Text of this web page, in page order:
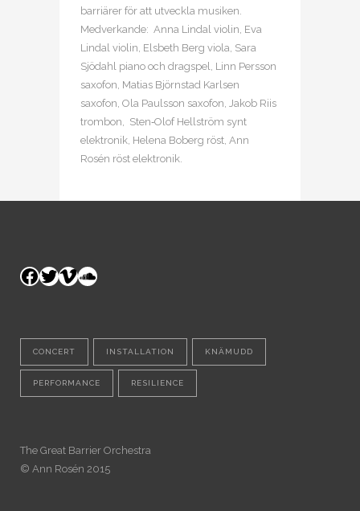
barriärer för att utveckla musiken.
Medverkande: Anna Lindal violin, Eva
Lindal violin, Elsbeth Berg viola, Sara
Sjödahl piano och dragspel, Linn Persson
saxofon, Matias Björnstad Karlsen
saxofon, Ola Paulsson saxofon, Jakob Riis
trombon, Sten‐Olof Hellström synt
elektronik, Helena Boberg röst, Ann
Rosén röst elektronik.
Facebook
Twitter
Vimeo
SoundCloud
CONCERT INSTALLATION KNÄMUDD
PERFORMANCE RESILIENCE
The Great Barrier Orchestra
© Ann Rosén 2015